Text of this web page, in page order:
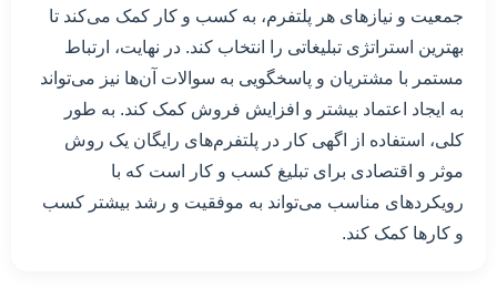
جمعیت و نیازهای هر پلتفرم، به کسب و کار کمک می‌کند تا
بهترین استراتژی تبلیغاتی را انتخاب کند. در نهایت، ارتباط
مستمر با مشتریان و پاسخگویی به سوالات آن‌ها نیز می‌تواند
به ایجاد اعتماد بیشتر و افزایش فروش کمک کند. به طور
کلی، استفاده از اگهی کار در پلتفرم‌های رایگان یک روش
موثر و اقتصادی برای تبلیغ کسب و کار است که با
رویکردهای مناسب می‌تواند به موفقیت و رشد بیشتر کسب
و کارها کمک کند.